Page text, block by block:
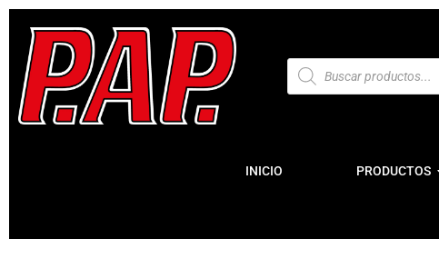
INICIO PRODUCTOS